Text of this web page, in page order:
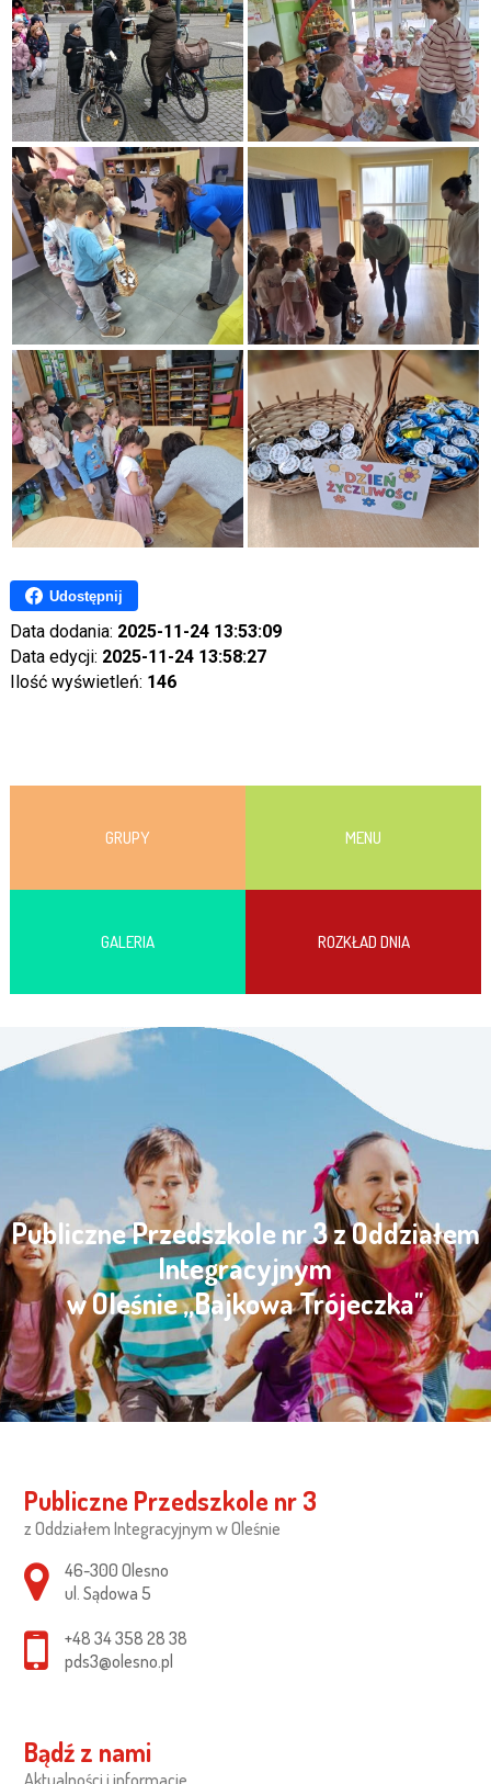
Udostępnij
Data dodania: 2025-11-24 13:53:09
Data edycji: 2025-11-24 13:58:27
Ilość wyświetleń: 146
GRUPY MENU
GALERIA ROZKŁAD DNIA
Publiczne Przedszkole nr 3 z Oddziałem
Integracyjnym
w Oleśnie „Bajkowa Trójeczka"
Publiczne Przedszkole nr 3
z Oddziałem Integracyjnym w Oleśnie
Adres pocztowy:
46-300 Olesno
ul. Sądowa 5
+48 34 358 28 38
pds3@olesno.pl
Bądź z nami
Aktualności i informacje